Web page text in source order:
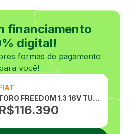
financiamento
digital!
formas de pagamento
você!
TORO FREEDOM 1.3 16V TURBO 270 FLEX AUTOMATICO
R$116.390